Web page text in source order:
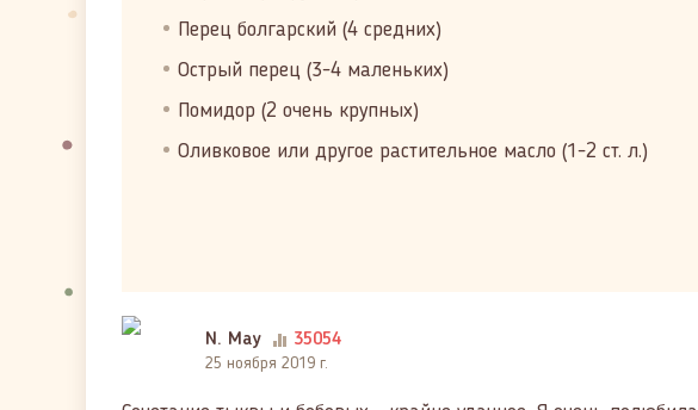
Перец болгарский (4 средних)
Острый перец (3-4 маленьких)
Помидор (2 очень крупных)
Оливковое или другое растительное масло (1-2 ст. л.)
N. May 35054
25 ноября 2019 г.